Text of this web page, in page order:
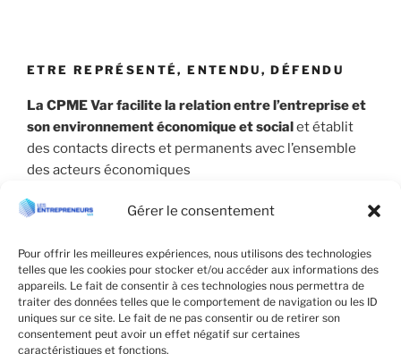
Gérer le consentement
Pour offrir les meilleures expériences, nous utilisons des technologies
telles que les cookies pour stocker et/ou accéder aux informations des
appareils. Le fait de consentir à ces technologies nous permettra de
traiter des données telles que le comportement de navigation ou les ID
uniques sur ce site. Le fait de ne pas consentir ou de retirer son
consentement peut avoir un effet négatif sur certaines
caractéristiques et fonctions.
ETRE REPRÉSENTÉ, ENTENDU, DÉFENDU
La CPME Var facilite la relation entre l’entreprise et
son environnement économique et socialet établit
des contacts directs et permanents avec l’ensemble
des acteurs économiques